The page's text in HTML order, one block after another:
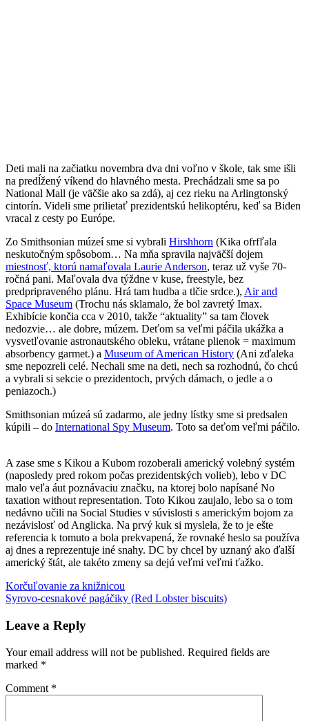
Deti mali na začiatku novembra dva dni voľno v škole, tak sme išli
na predĺžený víkend do hlavného mesta. Prechádzali sme sa po
National Mall (je väčšie ako sa zdá), aj cez rieku na Arlingtonský
cintorín. Videli sme prilietať prezidentskú helikoptéru, keď sa Biden
vracal z cesty po Európe.
Zo Smithsonian múzeí sme si vybrali Hirshhorn (Kika ofrfľala
neskutočným spôsobom… Na mňa spravila najväčší dojem
miestnosť, ktorú namaľovala Laurie Anderson, teraz už vyše 70-
ročná pani. Maľovala dva týždne v kuse, freestyle, bez
predpripraveného plánu. Hrá tam hudba a tlčie srdce.), Air and
Space Museum (Trochu nás sklamalo, že bol zavretý Imax.
Exhibície končia cca v 2010, takže “aktuality” sa tam človek
nedozvie… ale dobre, múzem. Deťom sa veľmi páčila ukážka a
vysvetľovanie astronautského obleku, vrátane plienok = maximum
absorbency garmet.) a Museum of American History (Ani zďaleka
sme nepozreli celé. Nechali sme na deti, nech sa rozhodnú, čo chcú
a vybrali si sekcie o prezidentoch, prvých dámach, o jedle a o
peniazoch.)
Smithsonian múzeá sú zadarmo, ale jedny lístky sme si predsalen
kúpili – do International Spy Museum. Toto sa deťom veľmi páčilo.
A zase sme s Kikou a Kubom rozoberali americký volebný systém
(naposledy pred rokom počas prezidentských volieb), lebo v DC
malo veľa áut poznávaciu značku, na ktorej bolo napísané No
taxation without representation. Toto Kikou zaujalo, lebo sa o tom
nedávno učili na Social Studies v súvislosti s americkým bojom za
nezávislosť od Anglicka. Na prvý kuk si myslela, že to je ešte
referencia k tomuto a bola prekvapená, že rovnaké heslo sa používa
aj dnes a reprezentuje iné snahy. DC by chcel by uznaný ako ďalší
americký štát, ale takéto zmeny sa dejú veľmi veľmi ťažko.
výlet
s
Post
navigation
Previous
Post:
Korčuľovanie za knižnicou
Next
Syrovo-cesnakové pagáčiky (Red Lobster biscuits)
Leave a Reply
Your email address will not be published. Required fields are
marked *
Comment *